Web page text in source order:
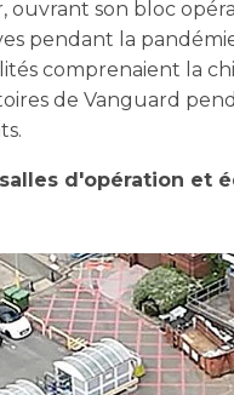
ouvrant son bloc
pendant la
comprenaient la
de Vanguard
d'opération et